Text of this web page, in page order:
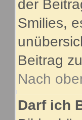
der
Smilies,
Beitrag
Nach
Darf ich